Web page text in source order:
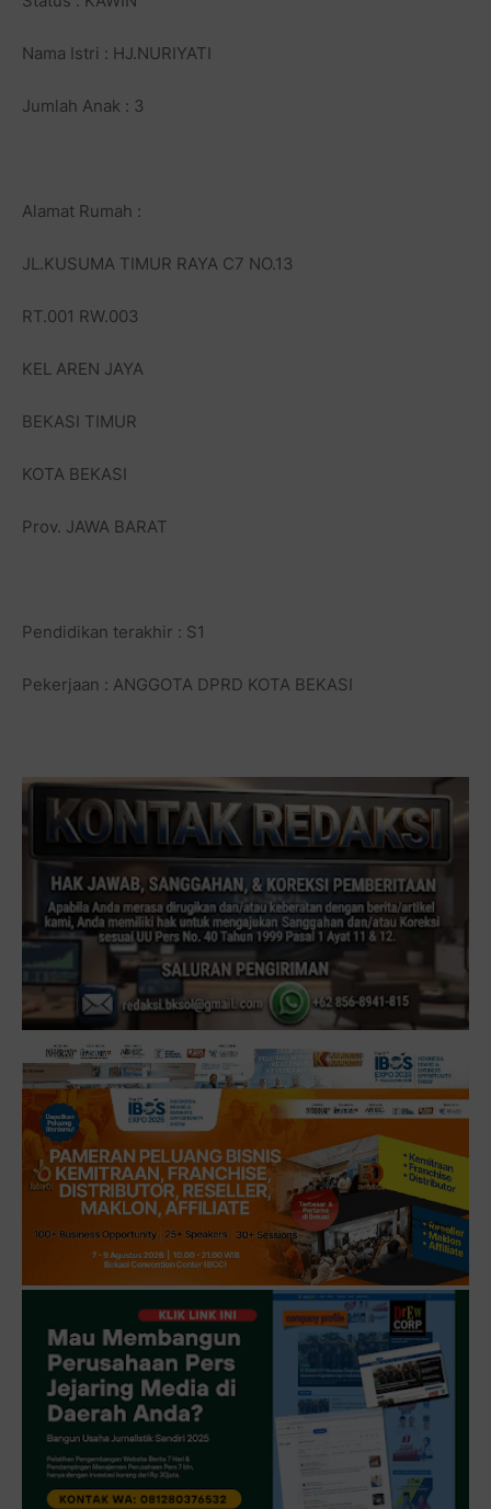
Nama Istri : HJ.NURIYATI
Jumlah Anak : 3
Alamat Rumah :
JL.KUSUMA TIMUR RAYA C7 NO.13
RT.001 RW.003
KEL AREN JAYA
BEKASI TIMUR
KOTA BEKASI
Prov. JAWA BARAT
Pendidikan terakhir : S1
Pekerjaan : ANGGOTA DPRD KOTA BEKASI